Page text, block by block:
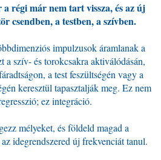
régi már nem tart vissza, és az új
csendben, a testben, a szívben.
impulzusok áramlanak a
a szív- és torokcsakra aktiválódásán,
a test feszültségén vagy a
keresztül tapasztalják meg. Ez nem
ez integráció.
mélyeket, és földeld magad a
idegrendszered új frekvenciát tanul.